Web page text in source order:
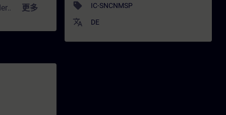
von
Firewall-
更多 sell IC-SNCNMSP
translate DE